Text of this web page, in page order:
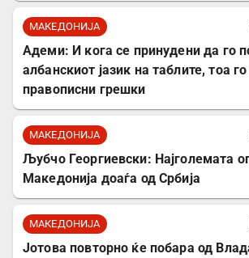
МАКЕДОНИЈА
Адеми: И кога се принудени да го
албанскиот јазик на таблите, тоа
правописни грешки
МАКЕДОНИЈА
Љубчо Георгиевски: Најголемата
Македонија доаѓа од Србија
МАКЕДОНИЈА
Јотова повторно ќе побара од